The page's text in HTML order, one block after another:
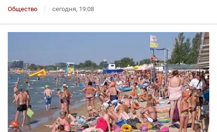
Общество сегодня, 19:08